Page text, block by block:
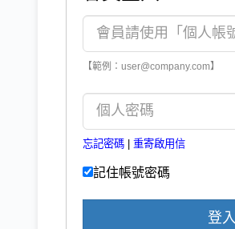
【範例：user@company.com】
忘記密碼 重寄啟用信
記住帳號密碼
登入